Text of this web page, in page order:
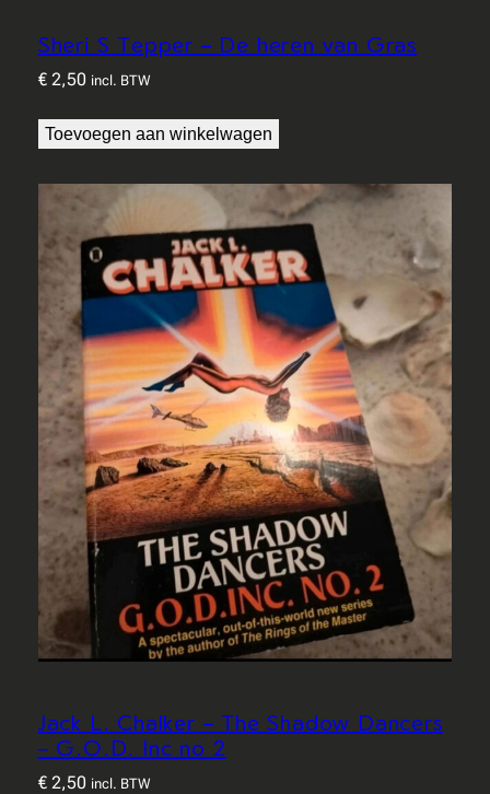
Sheri S Tepper – De heren van Gras
€2,50 incl. BTW
Toevoegen aan winkelwagen
Jack L. Chalker – The Shadow Dancers
– G.O.D. Inc no 2
€2,50 incl. BTW